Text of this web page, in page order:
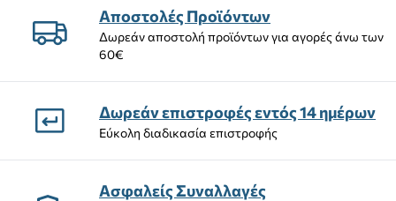
Αποστολές Προϊόντων
Δωρεάν αποστολή προϊόντων για αγορές άνω των
60€
Δωρεάν επιστροφές εντός 14 ημέρων
Εύκολη διαδικασία επιστροφής
Ασφαλείς Συναλλαγές